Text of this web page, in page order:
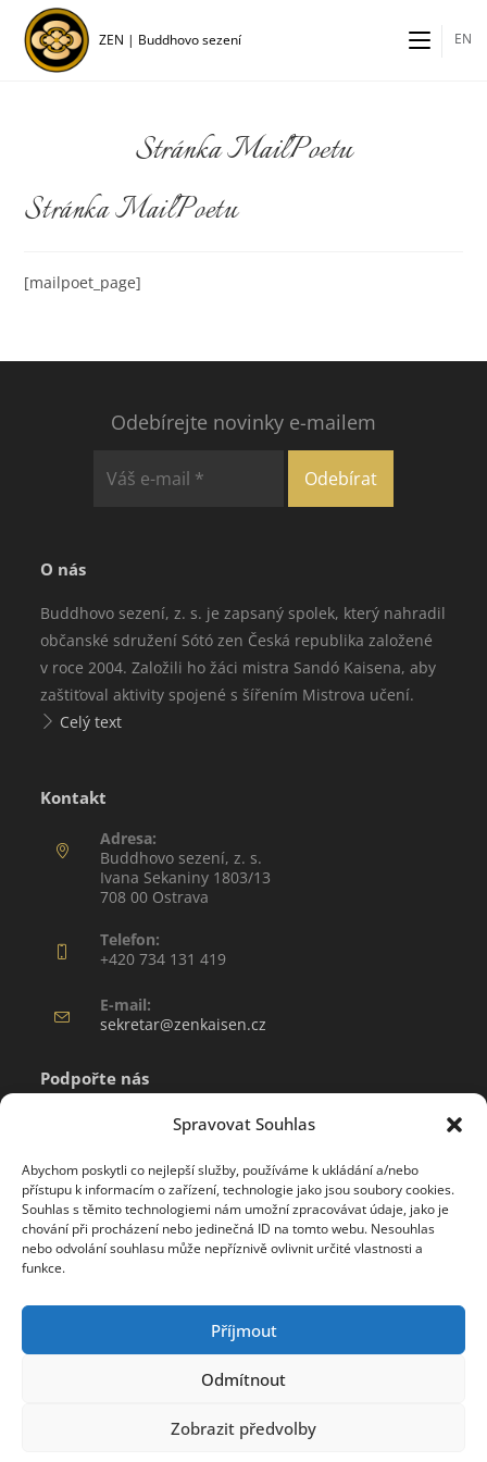
Spravovat Souhlas
Abychom poskytli co nejlepší služby, používáme k ukládání a/nebo
přístupu k informacím o zařízení, technologie jako jsou soubory cookies.
Souhlas s těmito technologiemi nám umožní zpracovávat údaje, jako je
chování při procházení nebo jedinečná ID na tomto webu. Nesouhlas
nebo odvolání souhlasu může nepříznivě ovlivnit určité vlastnosti a
funkce.
Příjmout
Odmítnout
Zobrazit předvolby
Přejít
obsahu
EN
ZEN | Buddhovo sezení
Stránka MailPoetu
Stránka MailPoetu
[mailpoet_page]
Odebírejte novinky e-mailem
O nás
Buddhovo sezení, z. s. je zapsaný spolek, který nahradil
občanské sdružení Sótó zen Česká republika založené
v roce 2004. Založili ho žáci mistra Sandó Kaisena, aby
zaštiťoval aktivity spojené s šířením Mistrova učení.
Celý text
Kontakt
Adresa:
Buddhovo sezení, z. s.
Ivana Sekaniny 1803/13
708 00 Ostrava
Telefon:
+420 734 131 419
E-mail:
sekretar@zenkaisen.cz
Podpořte nás
Uvítáme zejména finanční podporu naší hlavní svatyně
vztahující se k našim aktivitám, která napomůže v jejich
realizaci.
Podpořte nás
Sledujte nás